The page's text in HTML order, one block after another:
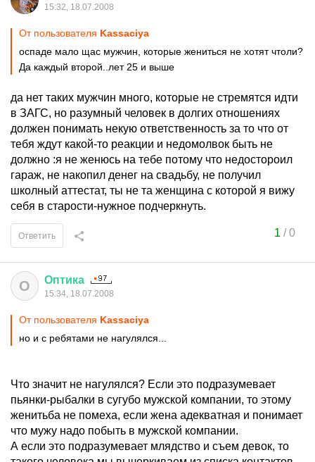
15:32, 18.07.2008
От пользователя Kassaciya
оспаде мало щас мужчин, которые жениться не хотят чтоли?
Да каждый второй..лет 25 и выше
да нет таких мужчин много, которые не стремятся идти
в ЗАГС, но разумный человек в долгих отношениях
должен понимать некую ответственность за то что от
тебя ждут какой-то реакции и недомолвок быть не
должно :я не женюсь на тебе потому что недостороил
гараж, не накопил денег на свадьбу, не получил
школный аттестат, ты не та женщина с которой я вижу
себя в старости-нужное подчеркнуть.
1 /0
Ответить
О Оптика
15:34, 18.07.2008
От пользователя Kassaciya
но и с ребятами не нагулялся...
Что значит не нагулялся? Если это подразумевает
пьянки-рыбалки в сугубо мужской компании, то этому
женитьба не помеха, если жена адекватная и понимает
что мужу надо побыть в мужской компании.
А если это подразумевает млядство и съем девок, то